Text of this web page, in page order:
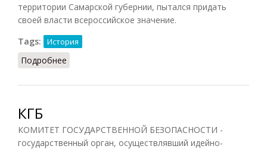
территории Самарской губернии, пытался придать
своей власти всероссийское значение.
Tags:
История
Подробнее
КГБ
КОМИТЕТ ГОСУДАРСТВЕННОЙ БЕЗОПАСНОСТИ -
государственный орган, осуществлявший идейно-